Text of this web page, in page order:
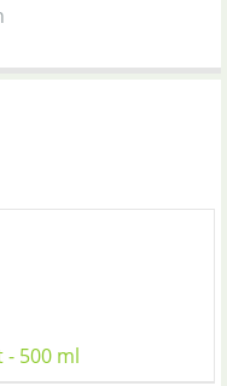
- 500 ml